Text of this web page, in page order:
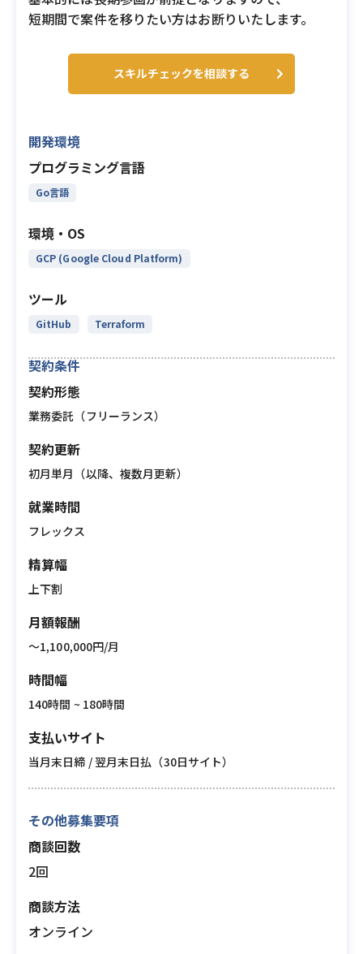
短期間で案件を移りたい方はお断りいたします。
スキルチェックを相談する
開発環境
プログラミング言語
Go言語
環境・OS
GCP (Google Cloud Platform)
ツール
GitHub Terraform
契約条件
契約形態
業務委託（フリーランス）
契約更新
初月単月（以降、複数月更新）
就業時間
フレックス
精算幅
上下割
月額報酬
〜1,100,000円/月
時間幅
140時間 ~ 180時間
支払いサイト
当月末日締 / 翌月末日払（30日サイト）
その他募集要項
商談回数
2回
商談方法
オンライン